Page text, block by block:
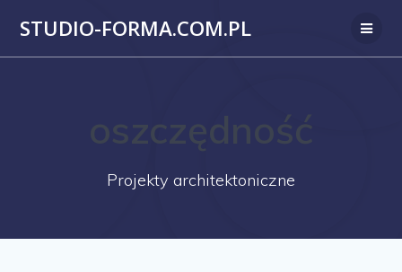
do
STUDIO-FORMA.COM.PL
Projekty architektoniczne